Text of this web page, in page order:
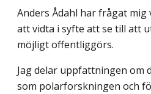
Anders Ådahl har frågat
att vidta i syfte att se till att
möjligt offentliggörs.
Jag delar uppfattningen om
som polarforskningen och